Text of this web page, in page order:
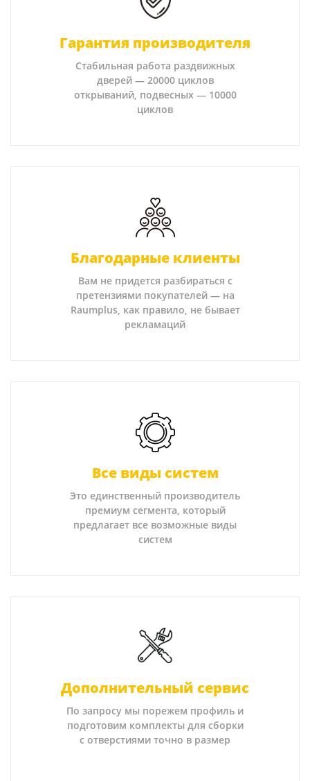
Гарантия производителя
Стабильная работа раздвижных
дверей — 20000 циклов
открываний, подвесных — 10000
циклов
Благодарные клиенты
Вам не придется разбираться с
претензиями покупателей — на
Raumplus, как правило, не бывает
рекламаций
Все виды систем
Это единственный производитель
премиум сегмента, который
предлагает все возможные виды
систем
Дополнительный сервис
По запросу мы порежем профиль и
подготовим комплекты для сборки
с отверстиями точно в размер